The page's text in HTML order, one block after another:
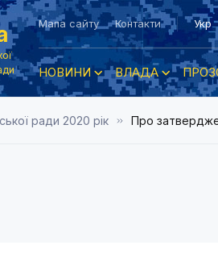
Мапа сайту Контакти Укр
НОВИНИ ВЛАДА
ради 2020 рік Про